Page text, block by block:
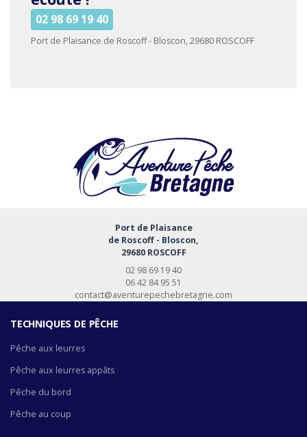
page
produit
02 98 69 19 40
Port de Plaisance de Roscoff - Bloscon, 29680 ROSCOFF
Port de Plaisance
de Roscoff - Bloscon,
29680 ROSCOFF
02 98 69 19 40
06 42 84 95 51
contact@aventurepechebretagne.com
TECHNIQUES DE PÊCHE
Pêche aux leurres
Pêche aux leurres appâts
Pêche du bord
Pêche au coup